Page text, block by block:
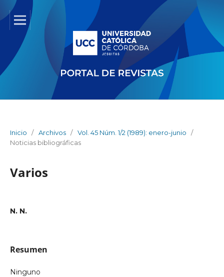
Inicio / Archivos / Vol. 45 Núm. 1/2 (1989): enero-junio
/
Noticias bibliográficas
Varios
N. N.
Resumen
Ninguno